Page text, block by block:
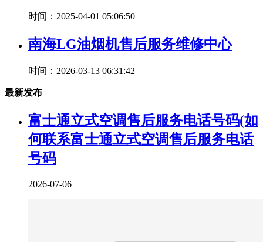
时间：2025-04-01 05:06:50
南海LG油烟机售后服务维修中心
时间：2026-03-13 06:31:42
最新发布
富士通立式空调售后服务电话号码(如
何联系富士通立式空调售后服务电话
号码
2026-07-06